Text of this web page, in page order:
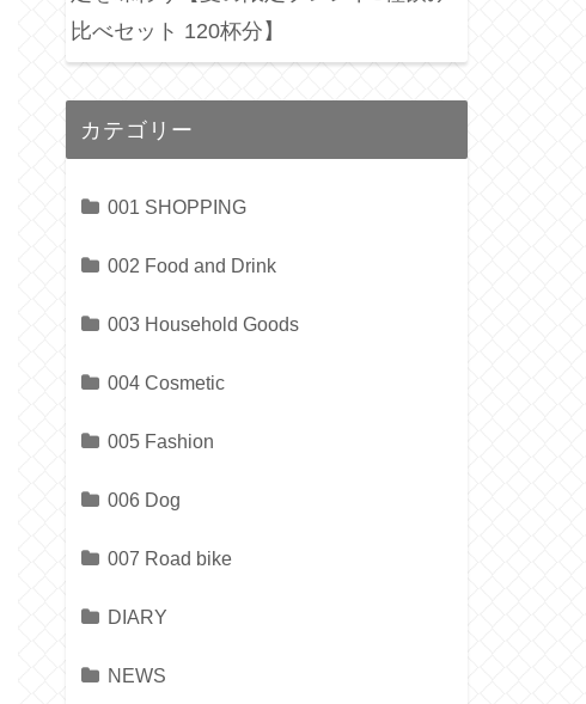
比べセット 120杯分】
カテゴリー
001 SHOPPING
002 Food and Drink
003 Household Goods
004 Cosmetic
005 Fashion
006 Dog
007 Road bike
DIARY
NEWS